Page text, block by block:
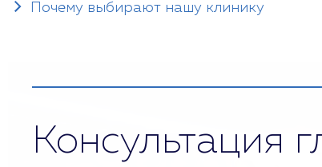
Почему выбирают нашу клинику
Консультация